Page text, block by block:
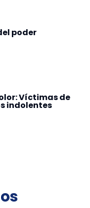
poder
Víctimas de
indolentes